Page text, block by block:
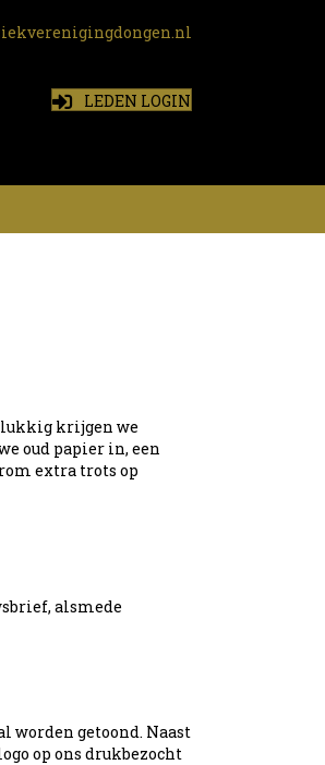
LEDEN LOGIN
krijgen we
oud papier in, een
extra trots op
alsmede
worden getoond. Naast
op ons drukbezocht